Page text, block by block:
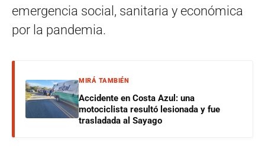
emergencia social, sanitaria y económica
por la pandemia.
MIRÁ TAMBIÉN
Accidente en Costa Azul: una
motociclista resultó lesionada y fue
trasladada al Sayago